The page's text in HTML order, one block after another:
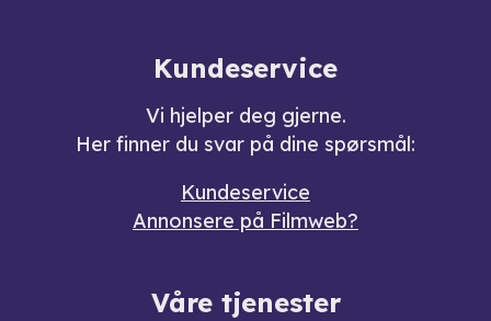
Kundeservice
Vi hjelper deg gjerne.
Her finner du svar på dine spørsmål:
Kundeservice
Annonsere på Filmweb?
Våre tjenester